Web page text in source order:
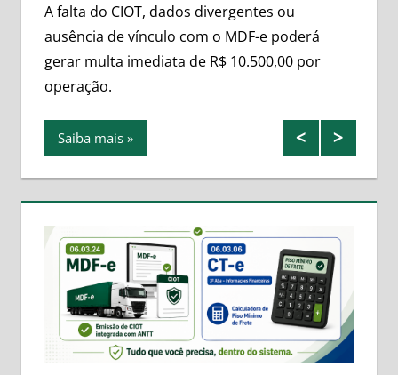
A falta do CIOT, dados divergentes ou
ausência de vínculo com o MDF-e poderá
gerar multa imediata de R$ 10.500,00 por
operação.
Saiba mais